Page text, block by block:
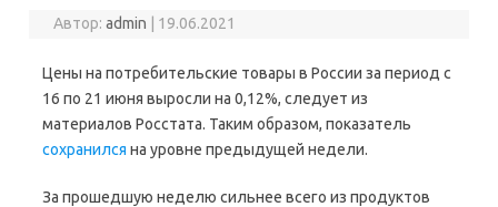
Автор:admin 19.06.2021
Цены на потребительские товары в России за период с
16 по 21 июня выросли на 0,12%, следует из
материалов Росстата. Таким образом, показатель
сохранился на уровне предыдущей недели.
За прошедшую неделю сильнее всего из продуктов